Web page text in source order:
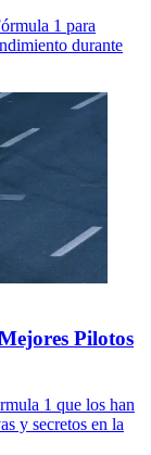
1 para
durante
Pilotos
1 que los han
y secretos en la